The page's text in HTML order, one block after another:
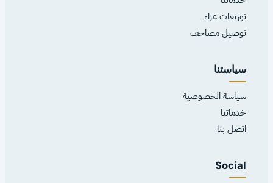
توزيعات عزاء
توصيل مصاحف
سياستنا
سياسة الخصوصية
خدماتنا
اتصل بنا
Social